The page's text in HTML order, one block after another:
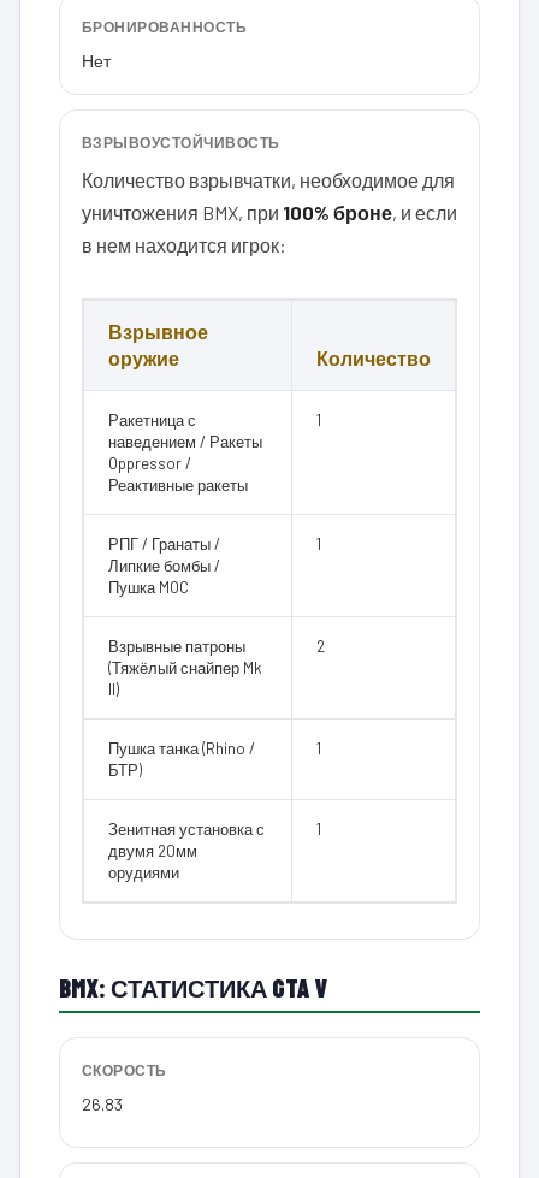
БРОНИРОВАННОСТЬ
Нет
ВЗРЫВОУСТОЙЧИВОСТЬ
Количество взрывчатки, необходимое для
уничтожения BMX, при 100% броне, и если
в нем находится игрок:
Взрывное
оружие
Количество
Ракетница с
наведением / Ракеты
Oppressor /
Реактивные ракеты
1
РПГ / Гранаты /
Липкие бомбы /
Пушка MOC
1
Взрывные патроны
(Тяжёлый снайпер Mk
II)
2
Пушка танка (Rhino /
БТР)
1
Зенитная установка с
двумя 20мм
орудиями
1
BMX: СТАТИСТИКА GTA V
СКОРОСТЬ
26.83